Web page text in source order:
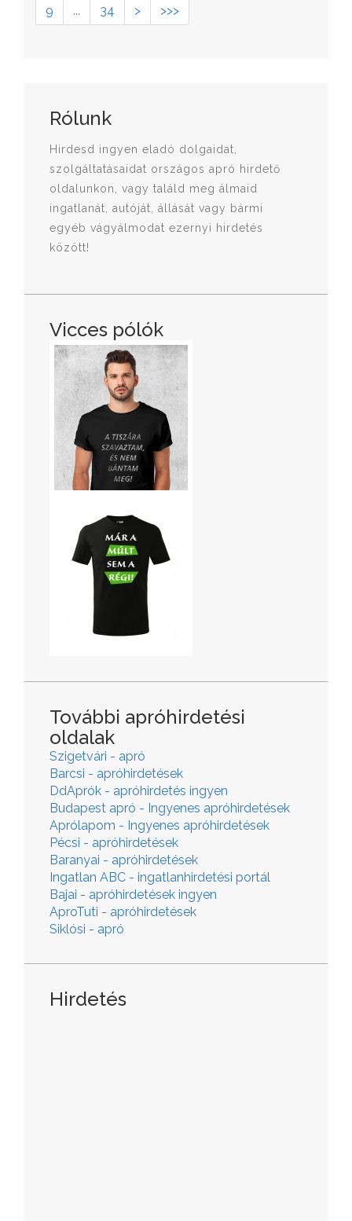
9 ... 34 > >>>
Rólunk
Hirdesd ingyen eladó dolgaidat,
szolgáltatásaidat országos apró hirdető
oldalunkon, vagy találd meg álmaid
ingatlanát, autóját, állását vagy bármi
egyéb vágyálmodat ezernyi hirdetés
között!
Vicces pólók
További apróhirdetési
oldalak
Szigetvári - apró
Barcsi - apróhirdetések
DdAprók - apróhirdetés ingyen
Budapest apró - Ingyenes apróhirdetések
Aprólapom - Ingyenes apróhirdetések
Pécsi - apróhirdetések
Baranyai - apróhirdetések
Ingatlan ABC - ingatlanhirdetési portál
Bajai - apróhirdetések ingyen
AproTuti - apróhirdetések
Siklósi - apró
Hirdetés